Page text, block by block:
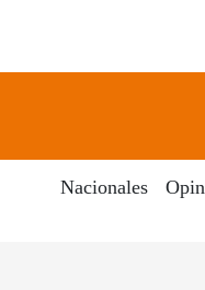
Nacionales